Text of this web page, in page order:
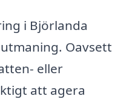
i Björlanda
Oavsett
eller
att agera